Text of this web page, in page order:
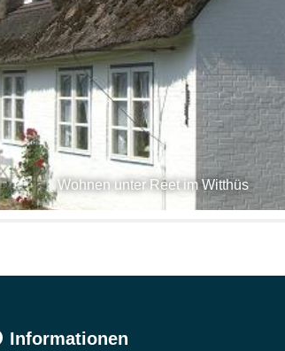
Wohnen unter Reet im Witthüs
Informationen